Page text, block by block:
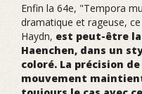
Enfin la 64e, "Tempora
dramatique et rageuse,
Haydn, est peut-être
Haenchen, dans un
coloré. La précision
mouvement